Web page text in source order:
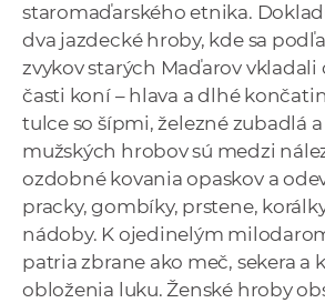
staromaďarského etnika.
dva jazdecké hroby, kde sa
zvykov starých Maďarov vkladali
časti koní – hlava a dlhé
tulce so šípmi, železné zubadlá
mužských hrobov sú medzi
ozdobné kovania opaskov a
pracky, gombíky, prstene,
nádoby. K ojedinelým
patria zbrane ako meč, sekera a
obloženia luku. Ženské hroby